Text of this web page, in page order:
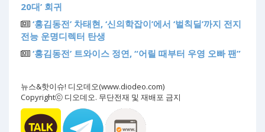
20대’ 회귀
‘홍김동전’ 차태현, ‘신의학잡이’에서 ‘벌칙딜’까지 전지
전능 운명디렉터 탄생
‘홍김동전’ 트와이스 정연, “어릴 때부터 우영 오빠 팬”
뉴스&핫이슈! 디오데오(www.diodeo.com)
Copyrightⓒ 디오데오. 무단전재 및 재배포 금지